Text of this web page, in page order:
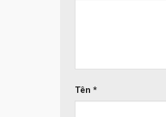
Tên *